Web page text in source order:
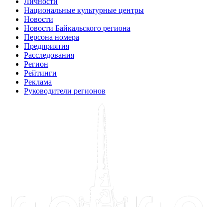
Национальные культурные центры
Новости
Новости Байкальского региона
Персона номера
Предприятия
Расследования
Регион
Рейтинги
Реклама
Руководители регионов